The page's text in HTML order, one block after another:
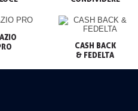
CASH BACK
& FEDELTA